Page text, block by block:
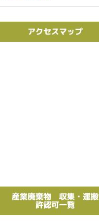
アクセスマップ
産業廃棄物 収集・運搬
許認可一覧